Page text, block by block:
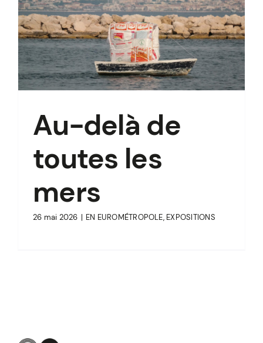
Au-delà de
toutes les
mers
26 mai 2026 | EN EUROMÉTROPOLE, EXPOSITIONS